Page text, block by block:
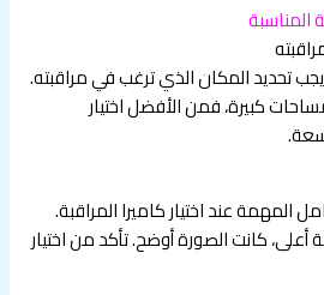
المناسبة
يجب تحديد المكان الذي ترغب في مراقبته.
كبيرة، فمن الأفضل اختيار
المهمة عند اختيار كاميرا المراقبة.
أعلى، كانت الصورة أوضح. تأكد من اختيار